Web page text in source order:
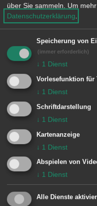
VdK-
Verein
Verein
Stollen e.V.
Verein der
des
V.
Verein der
des
Aalen, e. V.
über Sie sammeln. Um
Datenschutzerklärung.
Speicherung von
(immer erforderlich)
↓ 1 Dienst
Vorlesefunktion für
↓ 1 Dienst
Schriftdarstellung
↓ 1 Dienst
Kartenanzeige
↓ 1 Dienst
Abspielen von
↓ 1 Dienst
Alle Dienste